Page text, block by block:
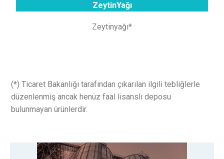
ZeytinYağı
Zeytinyağı*
(*) Ticaret Bakanlığı tarafından çıkarılan ilgili tebliğlerle
düzenlenmiş ancak henüz faal lisanslı deposu
bulunmayan ürünlerdir.